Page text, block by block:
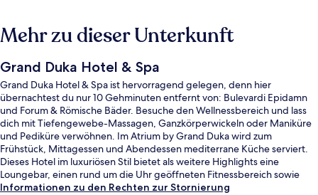
Mehr zu dieser Unterkunft
Grand Duka Hotel & Spa
Grand Duka Hotel & Spa ist hervorragend gelegen, denn hier
übernachtest du nur 10 Gehminuten entfernt von: Bulevardi Epidamn
und Forum & Römische Bäder. Besuche den Wellnessbereich und lass
dich mit Tiefengewebe-Massagen, Ganzkörperwickeln oder Maniküre
und Pediküre verwöhnen. Im Atrium by Grand Duka wird zum
Frühstück, Mittagessen und Abendessen mediterrane Küche serviert.
Dieses Hotel im luxuriösen Stil bietet als weitere Highlights eine
Loungebar, einen rund um die Uhr geöffneten Fitnessbereich sowie
einen Whirlpool.
Informationen zu den Rechten zur Stornierung